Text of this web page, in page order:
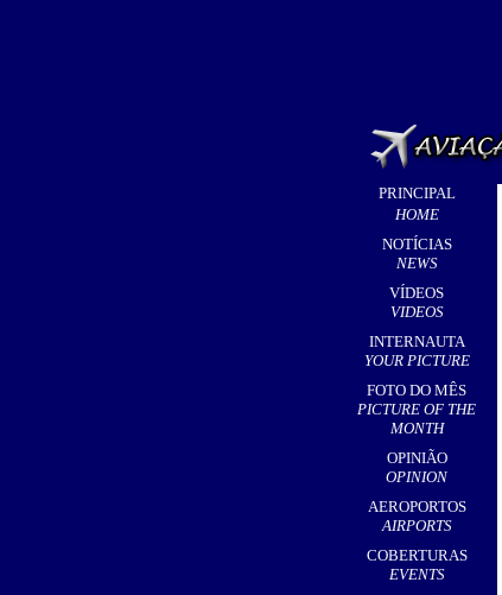
PRINCIPAL
HOME
NOTÍCIAS
NEWS
VÍDEOS
VIDEOS
INTERNAUTA
YOUR PICTURE
FOTO DO MÊS
PICTURE OF THE
MONTH
OPINIÃO
OPINION
AEROPORTOS
AIRPORTS
,
COBERTURAS
EVENTS